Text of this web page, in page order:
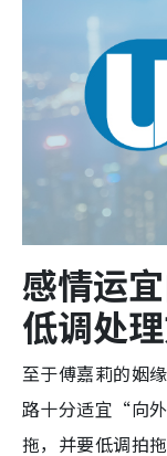
感情运
低调处
至于傅嘉莉的姻
路十分适宜“向
拖，并要低调拍